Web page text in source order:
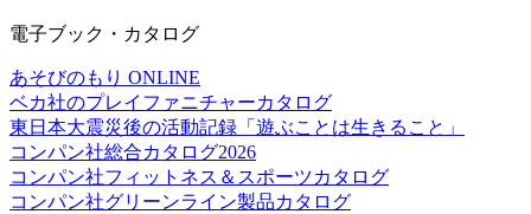
電子ブック・カタログ
あそびのもり ONLINE
ベカ社のプレイファニチャーカタログ
東日本大震災後の活動記録「遊ぶことは生きること」
コンパン社総合カタログ2026
コンパン社フィットネス＆スポーツカタログ
コンパン社グリーンライン製品カタログ